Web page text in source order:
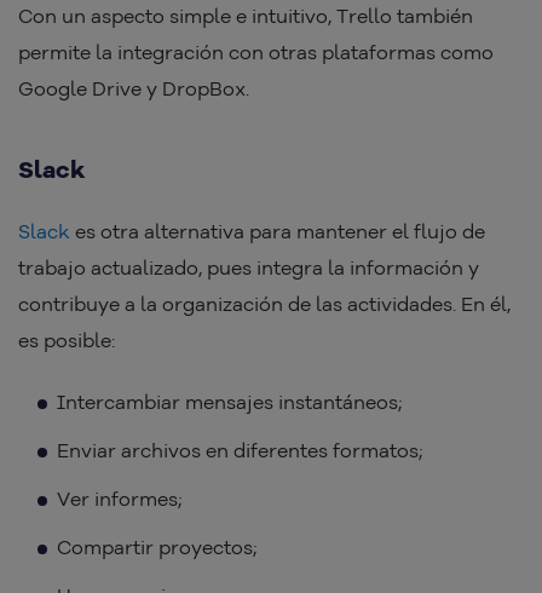
Con un aspecto simple e intuitivo, Trello también
permite la integración con otras plataformas como
Google Drive y DropBox.
Slack
Slack es otra alternativa para mantener el flujo de
trabajo actualizado, pues integra la información y
contribuye a la organización de las actividades. En él,
es posible:
Intercambiar mensajes instantáneos;
Enviar archivos en diferentes formatos;
Ver informes;
Compartir proyectos;